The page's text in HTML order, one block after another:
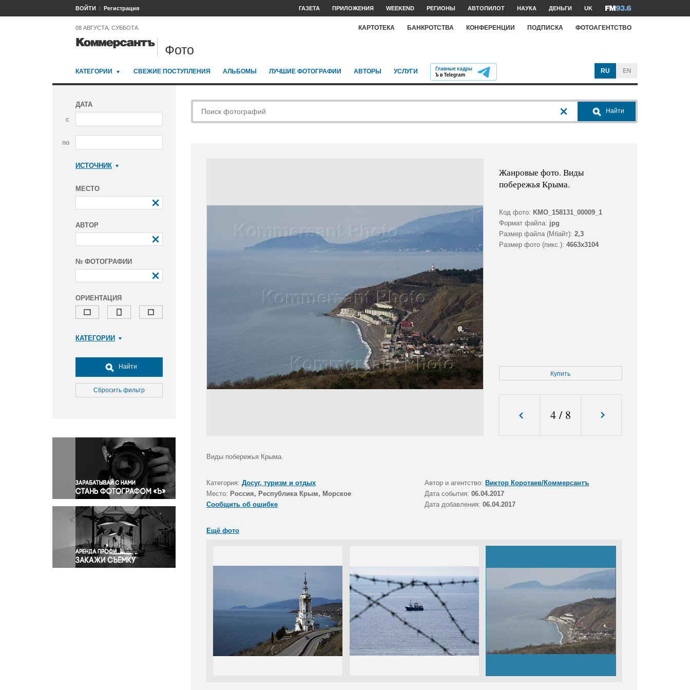
ВОЙТИ Регистрация ГАЗЕТА ПРИЛОЖЕНИЯ WEEKEND РЕГИОНЫ АВТОПИЛОТ НАУКА ДЕНЬГИ UK
08 АВГУСТА, СУББОТА КАРТОТЕКА БАНКРОТСТВА КОНФЕРЕНЦИИ ПОДПИСКА ФОТОАГЕНТСТВО
Фото
КАТЕГОРИИ СВЕЖИЕ ПОСТУПЛЕНИЯ АЛЬБОМЫ ЛУЧШИЕ ФОТОГРАФИИ АВТОРЫ УСЛУГИ RU EN
ДАТА
с
по
ИСТОЧНИК
МЕСТО
АВТОР
№ ФОТОГРАФИИ
ОРИЕНТАЦИЯ
КАТЕГОРИИ
Досуг, туризм и отдых
Культура
Медицина
Окружающая среда
Политика
Правосудие
Происшествия и конфликты
Религия
Светская жизнь
Спорт
Экология
Экономика и бизнес
Найти
Сбросить фильтр
Найти
Жанровые фото. Виды
побережья Крыма.
Код фото: KMO_158131_00009_1
Формат файла: jpg
Размер файла (Мбайт): 2,3
Размер фото (пикс.): 4663x3104
Купить
4/ 8
Виды побережья Крыма.
Категория: Досуг, туризм и отдых Автор и агентство: Виктор Коротаев/Коммерсантъ
Место: Россия, Республика Крым, Морское Дата события: 06.04.2017
Сообщить об ошибке
Дата добавления: 06.04.2017
Ещё фото